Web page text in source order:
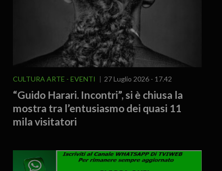
CULTURA ARTE EVENTI 27 Luglio 2026 - 17.42
“Guido Harari. Incontri”, si è chiusa la
mostra tra l’entusiasmo dei quasi 11
mila visitatori